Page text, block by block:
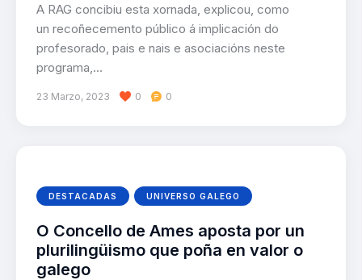
A RAG concibiu esta xornada, explicou, como
un recoñecemento público á implicación do
profesorado, pais e nais e asociacións neste
programa,…
23 Marzo, 2023 0 0
DESTACADAS UNIVERSO GALEGO
O Concello de Ames aposta por un
plurilingüismo que poña en valor o
galego